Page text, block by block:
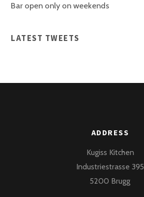
Bar open only on weekends
LATEST TWEETS
ADDRESS
Kugiss Kitchen
Industriestrasse 395
5200 Brugg